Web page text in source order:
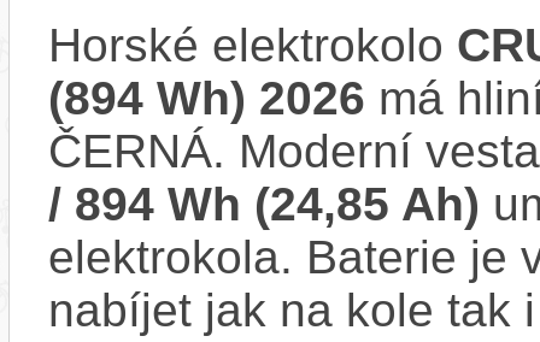
Horské elektrokolo
(894 Wh) 2026 má
ČERNÁ. Moderní
/ 894 Wh (24,85 Ah)
elektrokola. Baterie je
nabíjet jak na kole tak